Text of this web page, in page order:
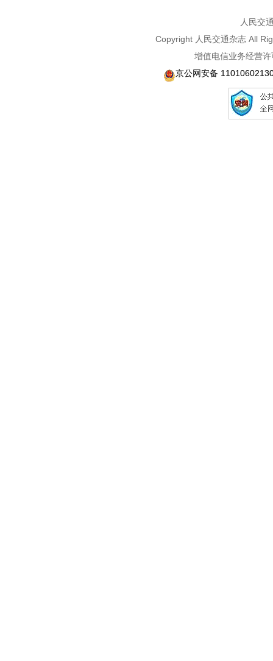
人民交
Copyright 人民交通杂志 All
增值电信业务经营
京公网安备